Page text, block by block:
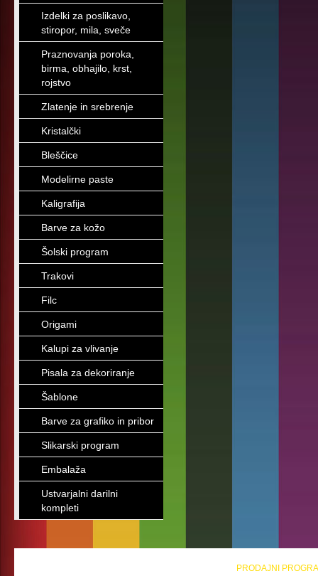
Izdelki za poslikavo,
stiropor, mila, sveče
Praznovanja poroka,
birma, obhajilo, krst,
rojstvo
Zlatenje in srebrenje
Kristalčki
Bleščice
Modelirne paste
Kaligrafija
Barve za kožo
Šolski program
Trakovi
Filc
Origami
Kalupi za vlivanje
Pisala za dekoriranje
Šablone
Barve za grafiko in pribor
Slikarski program
Embalaža
Ustvarjalni darilni
kompleti
PRODAJNI